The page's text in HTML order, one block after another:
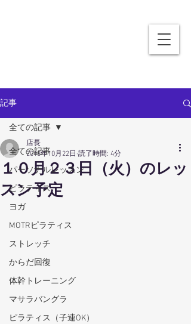
記事
全ての記事
パーソナルレッスン
ピラティス
ヨガ
MOTRピラティス
ストレッチ
からだ回復
体幹トレーニング
マサラバングラ
ピラティス（子連OK）
全ての記事
１０月２３日（火）のレッ
スン予定
店長
2018年10月22日 読了時間: 4分